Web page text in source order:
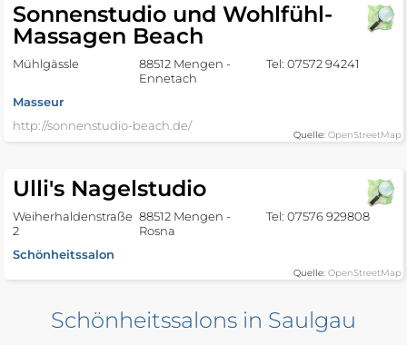
Sonnenstudio und Wohlfühl-
Massagen Beach
Mühlgässle
88512 Mengen -
Ennetach
Tel: 07572 94241
Masseur
http://sonnenstudio-beach.de/
Quelle: OpenStreetMap
Ulli's Nagelstudio
Weiherhaldenstraße
2
88512 Mengen -
Rosna
Tel: 07576 929808
Schönheitssalon
Quelle: OpenStreetMap
Schönheitssalons in Saulgau